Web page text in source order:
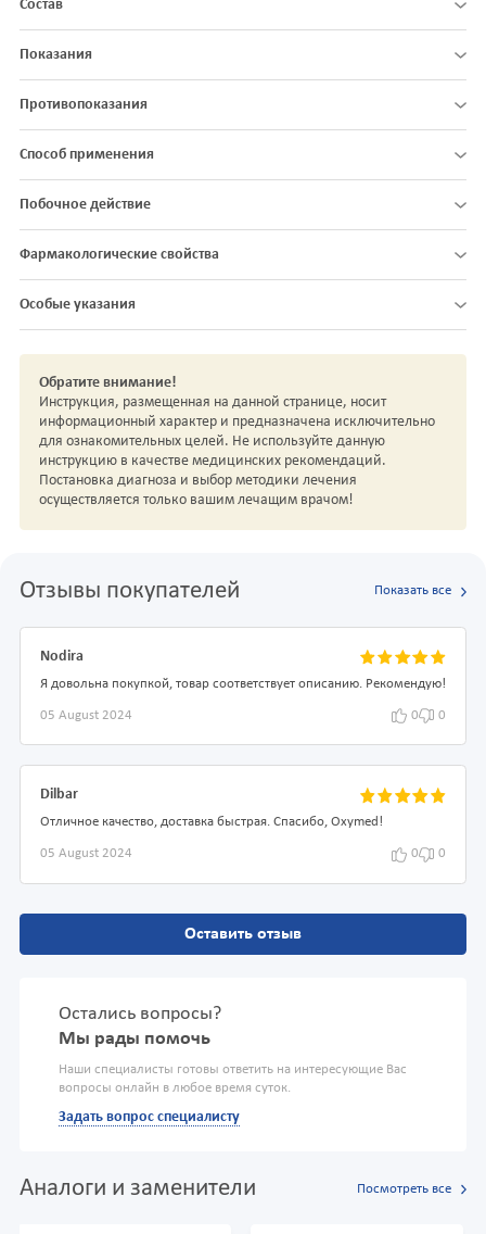
Состав
Показания
Противопоказания
Способ применения
Побочное действие
Фармакологические свойства
Особые указания
Обратите внимание!
Инструкция, размещенная на данной странице, носит
информационный характер и предназначена исключительно
для ознакомительных целей. Не используйте данную
инструкцию в качестве медицинских рекомендаций.
Постановка диагноза и выбор методики лечения
осуществляется только вашим лечащим врачом!
Отзывы покупателей Показать все
Nodira
Я довольна покупкой, товар соответствует описанию. Рекомендую!
05 August 2024 0 0
Dilbar
Отличное качество, доставка быстрая. Спасибо, Oxymed!
05 August 2024 0 0
Оставить отзыв
Остались вопросы?
Мы рады помочь
Наши специалисты готовы ответить на интересующие Вас
вопросы онлайн в любое время суток.
Задать вопрос специалисту
Аналоги и заменители Посмотреть все